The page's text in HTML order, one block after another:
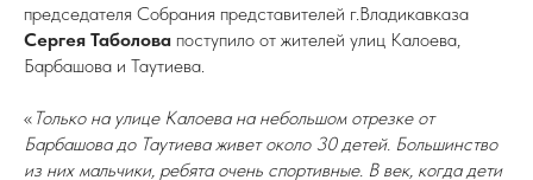
председателя Собрания представителей г.Владикавказа
Сергея Таболова поступило от жителей улиц Калоева,
Барбашова и Таутиева.
« Только на улице Калоева на небольшом отрезке от
Барбашова до Таутиева живет около 30 детей. Большинство
из них мальчики, ребята очень спортивные. В век, когда дети